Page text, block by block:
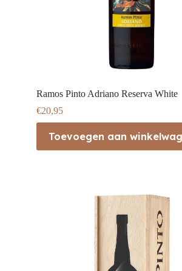
Ramos Pinto Adriano Reserva White
€20,95
Toevoegen aan